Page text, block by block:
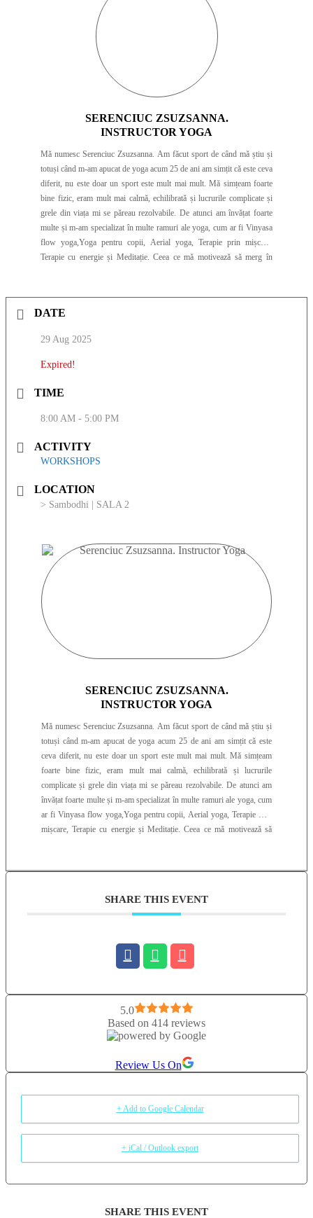
SERENCIUC ZSUZSANNA.
INSTRUCTOR YOGA
Mă numesc Serenciuc Zsuzsanna. Am făcut sport de când mă știu și
totuși când m-am apucat de yoga acum 25 de ani am simțit că este ceva
diferit, nu este doar un sport este mult mai mult. Mă simțeam foarte
bine fizic, eram mult mai calmă, echilibrată și lucrurile complicate și
grele din viața mi se păreau rezolvabile. De atunci am învățat foarte
multe și m-am specializat în multe ramuri ale yoga, cum ar fi Vinyasa
flow yoga,Yoga pentru copii, Aerial yoga, Terapie prin mișcare,
Terapie cu energie și Meditație. Ceea ce mă motivează să merg în
DATE
29 Aug 2025
Expired!
TIME
8:00 AM - 5:00 PM
ACTIVITY
WORKSHOPS
LOCATION
> Sambodhi | SALA 2
SERENCIUC ZSUZSANNA.
INSTRUCTOR YOGA
Mă numesc Serenciuc Zsuzsanna. Am făcut sport de când mă știu și
totuși când m-am apucat de yoga acum 25 de ani am simțit că este
ceva diferit, nu este doar un sport este mult mai mult. Mă simțeam
foarte bine fizic, eram mult mai calmă, echilibrată și lucrurile
complicate și grele din viața mi se păreau rezolvabile. De atunci am
învățat foarte multe și m-am specializat în multe ramuri ale yoga, cum
ar fi Vinyasa flow yoga,Yoga pentru copii, Aerial yoga, Terapie prin
mișcare, Terapie cu energie și Meditație. Ceea ce mă motivează să
regăsească pe sine și să aducă în echilibru corpul, mintea și spiritul.
SHARE THIS EVENT
5.0
Based on 414 reviews
Review Us On
+ Add to Google Calendar
+ iCal / Outlook export
SHARE THIS EVENT